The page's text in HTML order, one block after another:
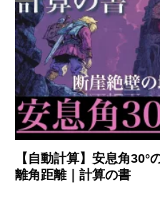
【自動計算】安息角
離角距離｜計算の書